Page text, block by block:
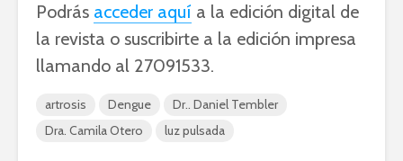
Podrás acceder aquí a la edición digital de
la revista o suscribirte a la edición impresa
llamando al 27091533.
artrosis Dengue
Dr.. Daniel Tembler
Dra. Camila Otero
luz pulsada